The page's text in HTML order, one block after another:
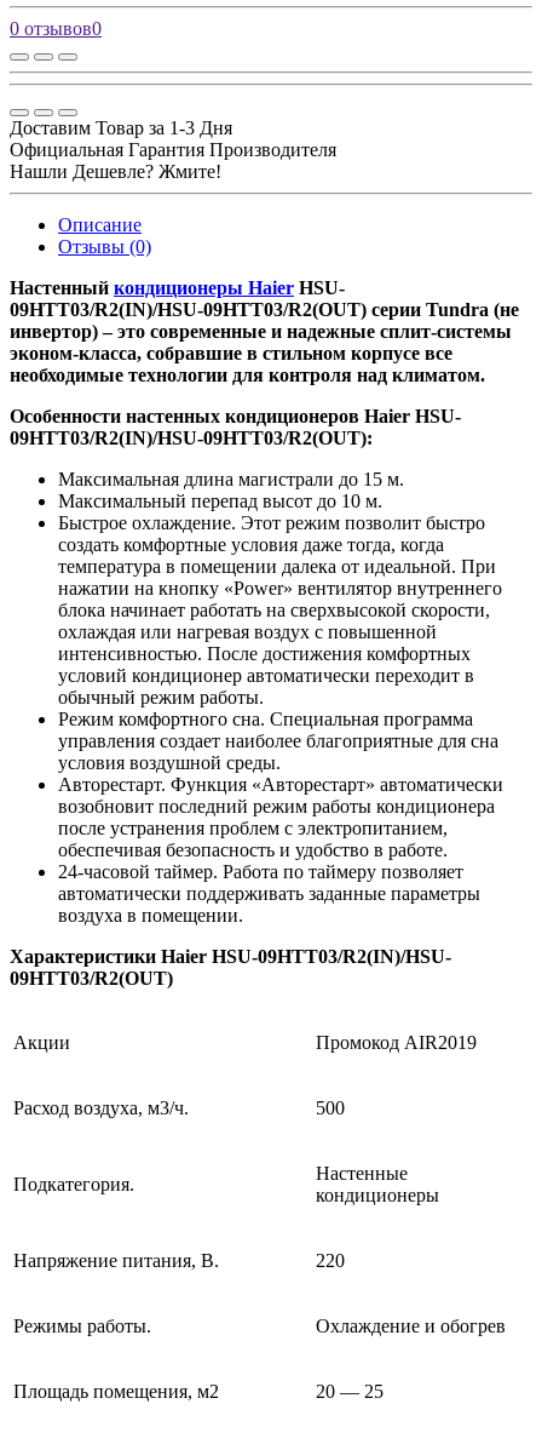
0 отзывов0
Доставим Товар за 1-3 Дня
Официальная Гарантия Производителя
Нашли Дешевле? Жмите!
Описание
Отзывы (0)
Настенный кондиционеры Haier HSU-
09HTT03/R2(IN)/HSU-09HTT03/R2(OUT) серии Tundra (не
инвертор) – это современные и надежные сплит-системы
эконом-класса, собравшие в стильном корпусе все
необходимые технологии для контроля над климатом.
Особенности настенных кондиционеров Haier HSU-
09HTT03/R2(IN)/HSU-09HTT03/R2(OUT):
Максимальная длина магистрали до 15 м.
Максимальный перепад высот до 10 м.
Быстрое охлаждение. Этот режим позволит быстро
создать комфортные условия даже тогда, когда
температура в помещении далека от идеальной. При
нажатии на кнопку «Power» вентилятор внутреннего
блока начинает работать на сверхвысокой скорости,
охлаждая или нагревая воздух с повышенной
интенсивностью. После достижения комфортных
условий кондиционер автоматически переходит в
обычный режим работы.
Режим комфортного сна. Специальная программа
управления создает наиболее благоприятные для сна
условия воздушной среды.
Авторестарт. Функция «Авторестарт» автоматически
возобновит последний режим работы кондиционера
после устранения проблем с электропитанием,
обеспечивая безопасность и удобство в работе.
24-часовой таймер. Работа по таймеру позволяет
автоматически поддерживать заданные параметры
воздуха в помещении.
Характеристики Haier HSU-09HTT03/R2(IN)/HSU-
09HTT03/R2(OUT)
Акции Промокод AIR2019
Расход воздуха, м3/ч. 500
Подкатегория.
Настенные
кондиционеры
Напряжение питания, В. 220
Режимы работы. Охлаждение и обогрев
Площадь помещения, м2 20 — 25